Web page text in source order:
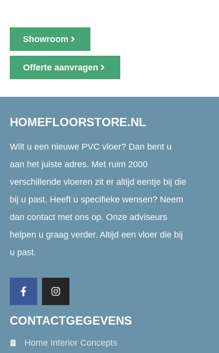
Showroom
Offerte aanvragen
HOMEFLOORSTORE.NL
Wilt u een nieuwe PVC vloer? Dan bent u
aan het juiste adres. Met ruim 2000
verschillende vloeren zit er altijd eentje bij die
bij u past. Heeft u specifieke wensen? Neem
dan contact met ons op. Onze adviseurs
helpen u graag verder. Altijd een vloer die bij
u past.
CONTACTGEGEVENS
Home Interior Concepts